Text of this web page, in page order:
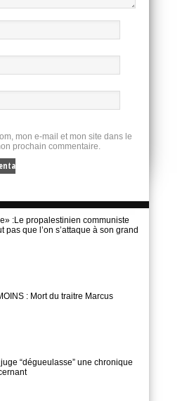
mon e-mail et mon site dans le
prochain commentaire.
:Le propalestinien communiste
pas que l’on s’attaque à son grand
: Mort du traitre Marcus
“dégueulasse” une chronique